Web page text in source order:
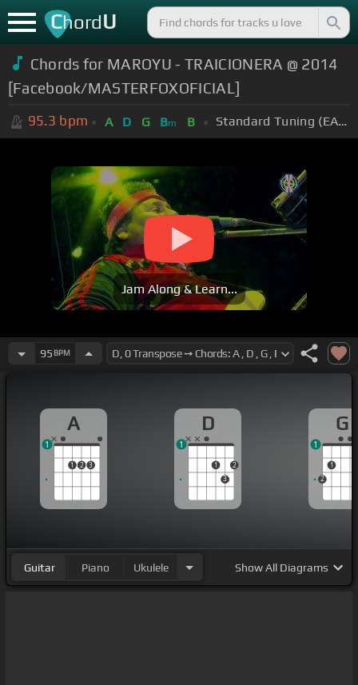
ChordU
Chords for MAROYU - TRAICIONERA @ 2014
[Facebook/MASTERFOXOFICIAL]
95.3 bpm A D G Bm B Standard Tuning (EADGBE)
Jam Along & Learn...
95 BPM
A
1 2 3
1
D
1
3
2
1
G
2
1
1
Guitar Piano Ukulele ShowAll Diagrams